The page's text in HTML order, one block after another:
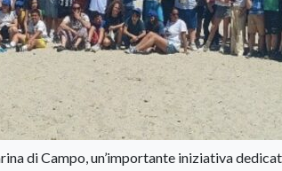
di Campo, un’importante iniziativa